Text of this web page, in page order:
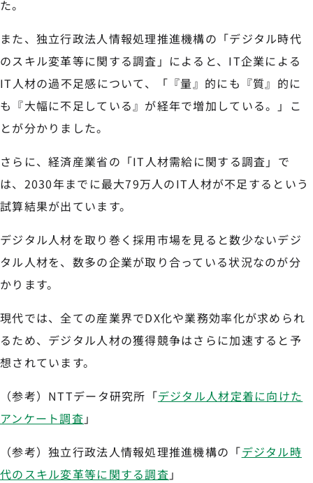
た。
また、独立行政法人情報処理推進機構の「デジタル時代
のスキル変革等に関する調査」によると、IT企業による
IT人材の過不足感について、「『量』的にも『質』的に
も『大幅に不足している』が経年で増加している。」こ
とが分かりました。
さらに、経済産業省の「IT人材需給に関する調査」で
は、2030年までに最大79万人のIT人材が不足するという
試算結果が出ています。
デジタル人材を取り巻く採用市場を見ると数少ないデジ
タル人材を、数多の企業が取り合っている状況なのが分
かります。
現代では、全ての産業界でDX化や業務効率化が求められ
るため、デジタル人材の獲得競争はさらに加速すると予
想されています。
（参考）NTTデータ研究所「デジタル人材定着に向けた
アンケート調査 」
（参考）独立行政法人情報処理推進機構の「デジタル時
代のスキル変革等に関する調査 」